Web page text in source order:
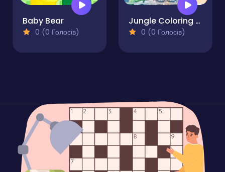
Baby Bear
0 (0 Голосів)
Jungle Coloring Game
0 (0 Голосів)